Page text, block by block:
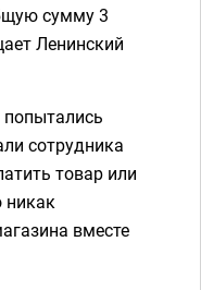
сумму 3
Ленинский
сотрудника
товар или
никак
вместе